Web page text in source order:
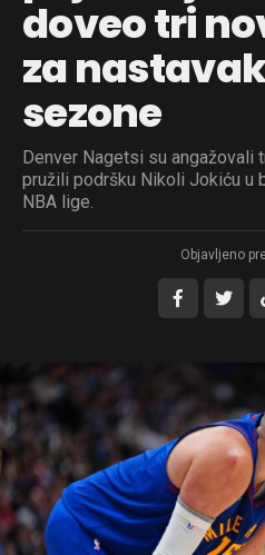
doveo tri
za
sezone
Denver Nagetsi su angažovali
pružili podršku Nikoli Jokiću u
NBA lige.
Objavljeno